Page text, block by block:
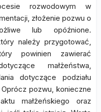
rozwodowym w
złożenie pozwu o
lub opóźnione.
należy przygotować,
powinien zawierać
małżeństwa,
dotyczące podziału
pozwu, konieczne
małżeńskiego oraz